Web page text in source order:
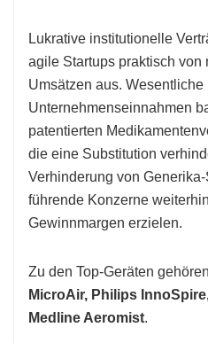
Lukrative institutionelle
agile Startups praktisch von
Umsätzen aus. Wesentliche
Unternehmenseinnahmen
patentierten
die eine Substitution
Verhinderung von
führende Konzerne
Gewinnmargen erzielen.
Zu den Top-Geräten gehören
MicroAir, Philips
Medline Aeromist.